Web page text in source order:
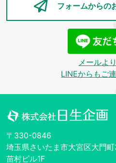
フォームからの
メールよ
LINEからもご
〒330-0846
埼玉県さいたま市大宮区大門
苗村ビル1F